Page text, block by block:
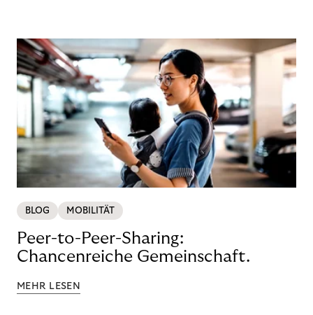
BLOG MOBILITÄT
Peer-to-Peer-Sharing:
Chancenreiche Gemeinschaft.
MEHR LESEN